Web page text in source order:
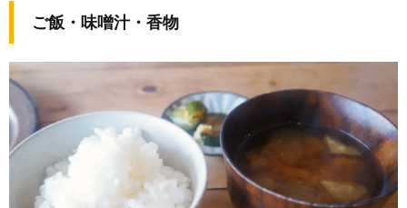
ご飯・味噌汁・香物